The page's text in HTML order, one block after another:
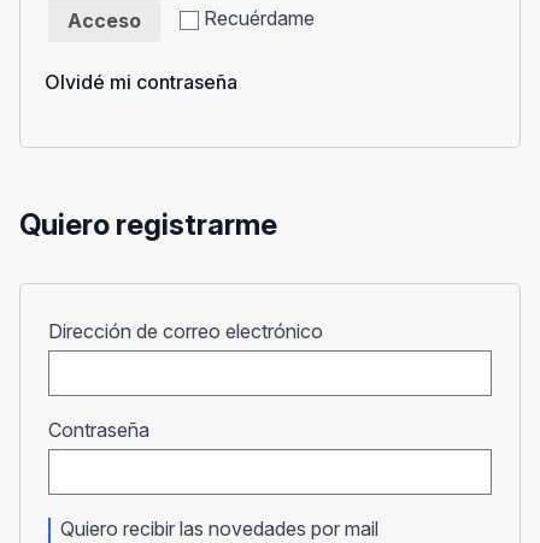
Recuérdame
Acceso
Olvidé mi contraseña
Quiero registrarme
Dirección de correo electrónico
Contraseña
Quiero recibir las novedades por mail